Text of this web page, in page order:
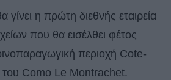
η πρώτη διεθνής εταιρεία
που θα εισέλθει φέτος
περιοχή Cote-
του Como Le Montrachet.